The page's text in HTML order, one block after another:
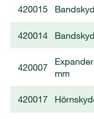
420015
420014
420007
mm
420017